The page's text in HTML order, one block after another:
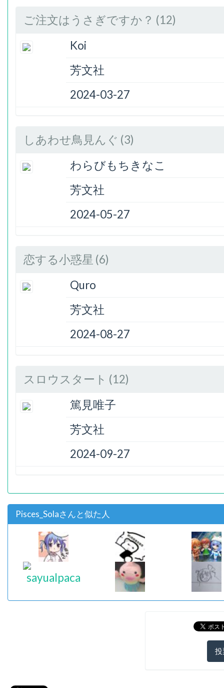
ご注文はうさぎですか？ (12)
Koi
芳文社
2024-03-27
しあわせ鳥見んぐ (3)
わらびもちきなこ
芳文社
2024-05-27
恋する小惑星 (6)
Quro
芳文社
2024-08-27
スロウスタート (12)
篤見唯子
芳文社
2024-09-27
Pisces_Solaさんと似た人
投